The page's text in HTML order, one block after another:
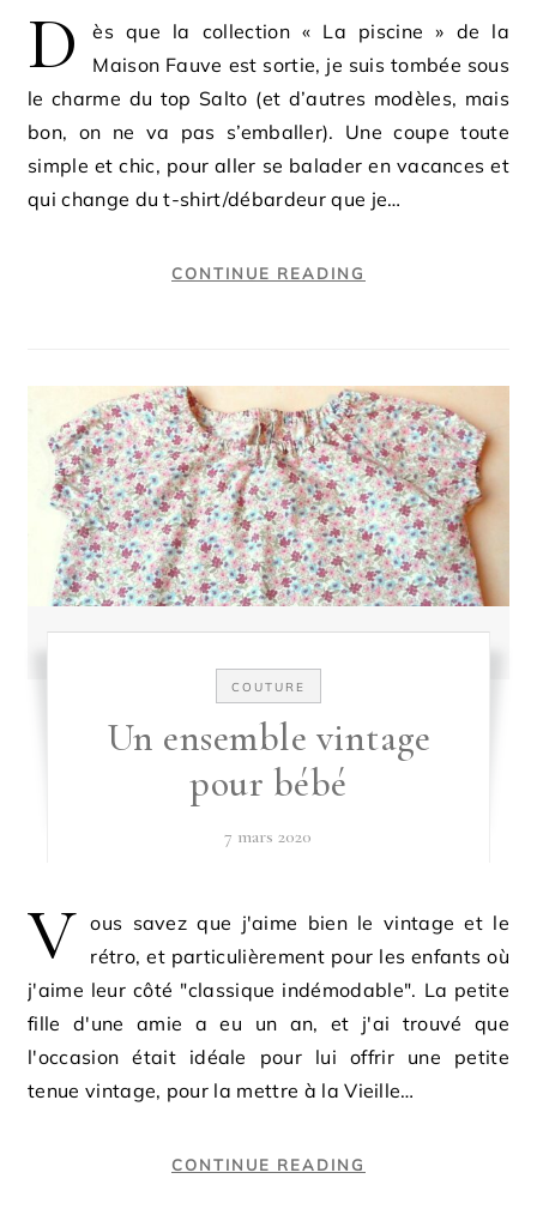
D
ès que la collection « La piscine » de la
Maison Fauve est sortie, je suis tombée sous
le charme du top Salto (et d’autres modèles, mais
bon, on ne va pas s’emballer). Une coupe toute
simple et chic, pour aller se balader en vacances et
qui change du t-shirt/débardeur que je…
CONTINUE READING
COUTURE
Un ensemble vintage
pour bébé
7 mars 2020
V ous savez que j'aime bien le vintage et le
rétro, et particulièrement pour les enfants où
j'aime leur côté "classique indémodable". La petite
fille d'une amie a eu un an, et j'ai trouvé que
l'occasion était idéale pour lui offrir une petite
tenue vintage, pour la mettre à la Vieille…
CONTINUE READING